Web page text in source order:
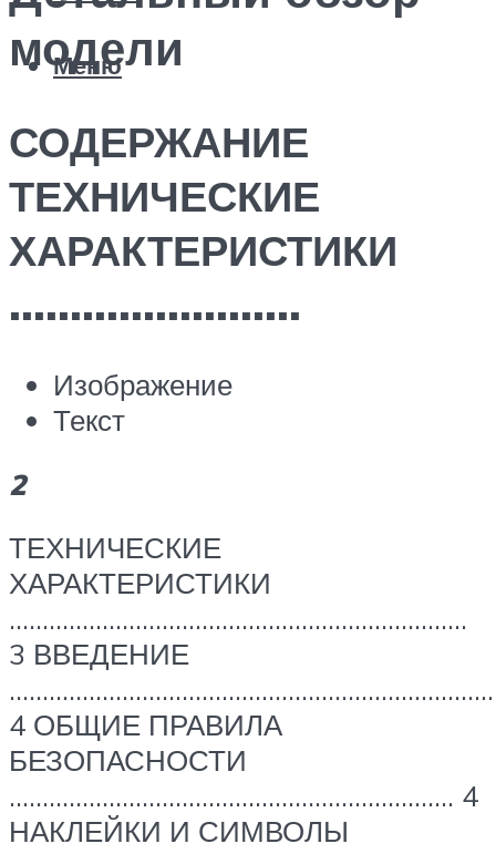
Меню
модели
СОДЕРЖАНИЕ
ТЕХНИЧЕСКИЕ
ХАРАКТЕРИСТИКИ
……………………
Изображение
Текст
2
ТЕХНИЧЕСКИЕ
ХАРАКТЕРИСТИКИ
……………………………………………………………
3 ВВЕДЕНИЕ
4 ОБЩИЕ ПРАВИЛА
БЕЗОПАСНОСТИ
…………………………………………………………. 4
НАКЛЕЙКИ И СИМВОЛЫ